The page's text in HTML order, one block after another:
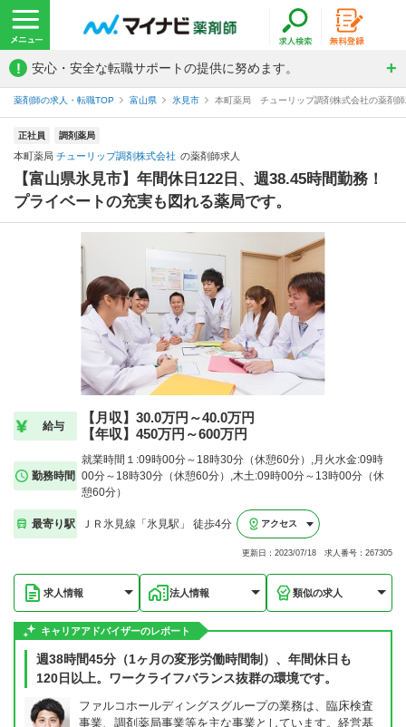
! 安心・安全な転職サポートの提供に努めます。
薬剤師の求人・転職TOP 富山県 氷見市 本町薬局 チューリップ調剤株式会社の薬剤
正社員 調剤薬局
本町薬局 チューリップ調剤株式会社 の薬剤師求人
【富山県氷見市】年間休日122日、週38.45時間勤務！
プライベートの充実も図れる薬局です。
給与
【月収】30.0万円～40.0万円
【年収】450万円～600万円
勤務時間
就業時間１:09時00分～18時30分（休憩60分）,月火水金:09時
00分～18時30分（休憩60分）,木土:09時00分～13時00分（休
憩60分）
最寄り駅 ＪＲ氷見線「氷見駅」 徒歩4分 アクセス
更新日：2023/07/18 求人番号：267305
求人情報 法人情報 類似の求人
キャリアアドバイザーのレポート
週38時間45分（1ヶ月の変形労働時間制）、年間休日も
120日以上。ワークライフバランス抜群の環境です。
ファルコホールディングスグループの業務は、臨床検査
事業、調剤薬局事業等を主な事業としています。経営基